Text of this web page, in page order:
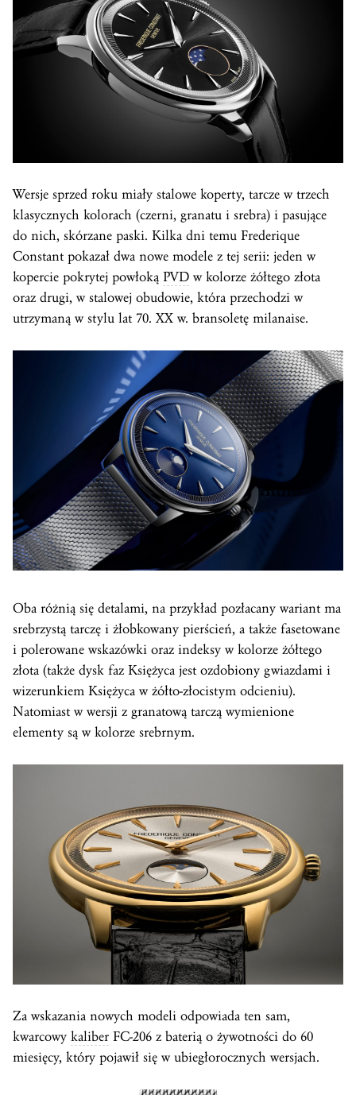
Wersje sprzed roku miały stalowe koperty, tarcze w trzech
klasycznych kolorach (czerni, granatu i srebra) i pasujące
do nich, skórzane paski. Kilka dni temu Frederique
Constant pokazał dwa nowe modele z tej serii: jeden w
kopercie pokrytej powłoką PVD w kolorze żółtego złota
oraz drugi, w stalowej obudowie, która przechodzi w
utrzymaną w stylu lat 70. XX w. bransoletę milanaise.
Oba różnią się detalami, na przykład pozłacany wariant ma
srebrzystą tarczę i żłobkowany pierścień, a także fasetowane
i polerowane wskazówki oraz indeksy w kolorze żółtego
złota (także dysk faz Księżyca jest ozdobiony gwiazdami i
wizerunkiem Księżyca w żółto-złocistym odcieniu).
Natomiast w wersji z granatową tarczą wymienione
elementy są w kolorze srebrnym.
Za wskazania nowych modeli odpowiada ten sam,
kwarcowy kaliber FC-206 z baterią o żywotności do 60
miesięcy, który pojawił się w ubiegłorocznych wersjach.